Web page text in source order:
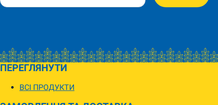
ПЕРЕГЛЯНУТИ
ВСІ ПРОДУКТИ